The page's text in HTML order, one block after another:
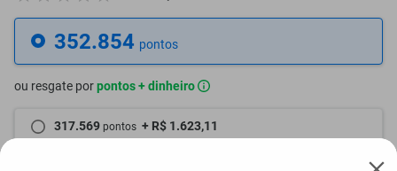
352.854 pontos
ou resgate porpontos + dinheiro
317.569 pontos + R$ 1.623,11